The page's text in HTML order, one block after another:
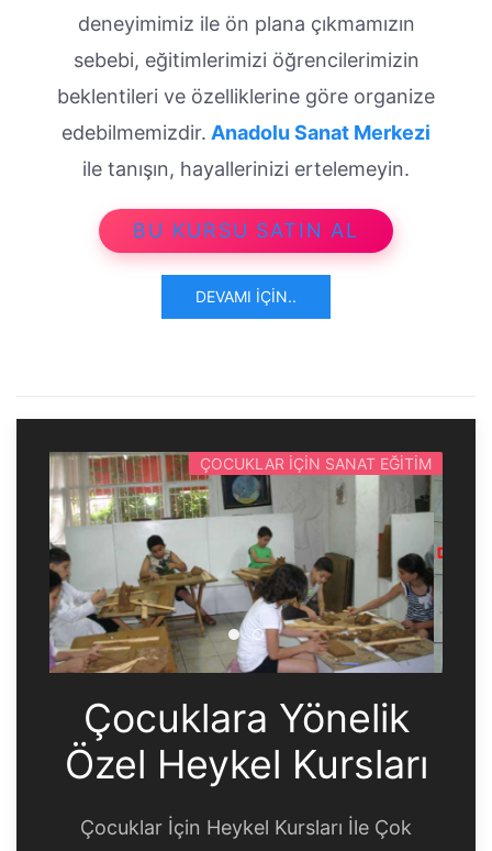
deneyimimiz ile ön plana çıkmamızın
sebebi, eğitimlerimizi öğrencilerimizin
beklentileri ve özelliklerine göre organize
edebilmemizdir. Anadolu Sanat Merkezi
ile tanışın, hayallerinizi ertelemeyin.
BU KURSU SATIN AL
DEVAMI İÇIN..
ÇOCUKLAR İÇIN SANAT EĞITIM
Çocuklara Yönelik Özel
Çocuklara Yönelik Özel
Çocuklara Yönelik
Özel Heykel Kursları
Çocuklar İçin Heykel Kursları İle Çok